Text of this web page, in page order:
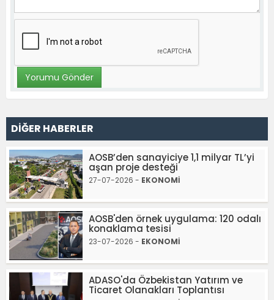
DİĞER HABERLER
AOSB’den sanayiciye 1,1 milyar TL’yi
aşan proje desteği
27-07-2026 - EKONOMİ
AOSB'den örnek uygulama: 120 odalı
konaklama tesisi
23-07-2026 - EKONOMİ
ADASO'da Özbekistan Yatırım ve
Ticaret Olanakları Toplantısı